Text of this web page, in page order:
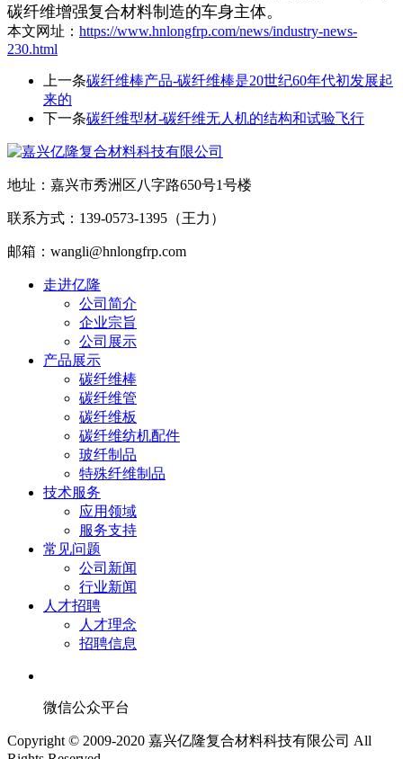
碳纤维增强复合材料制造的车身主体。
本文网址： https://www.hnlongfrp.com/news/industry-news-
230.html
上一条碳纤维棒产品-碳纤维棒是20世纪60年代初发展起
来的
下一条碳纤维型材-碳纤维无人机的结构和试验飞行
地址：嘉兴市秀洲区八字路650号1号楼
联系方式：139-0573-1395（王力）
邮箱：wangli@hnlongfrp.com
走进亿隆
公司简介
企业宗旨
公司展示
产品展示
碳纤维棒
碳纤维管
碳纤维板
碳纤维纺机配件
玻纤制品
特殊纤维制品
技术服务
应用领域
服务支持
常见问题
公司新闻
行业新闻
人才招聘
人才理念
招聘信息
微信公众平台
Copyright © 2009-2020 嘉兴亿隆复合材料科技有限公司 All